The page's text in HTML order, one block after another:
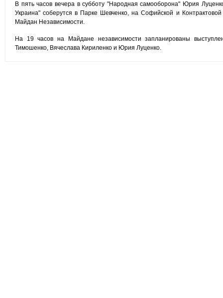
В пять часов вечера в субботу "Народная самооборона" Юрия
Украина" соберутся в Парке Шевченко, на Софийской и
Майдан Независимости.
На 19 часов на Майдане независимости запланированы
Тимошенко, Вячеслава Кириленко и Юрия Луценко.